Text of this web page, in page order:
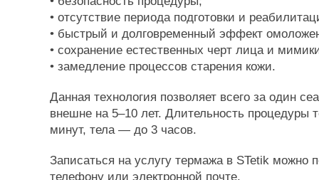
• отсутствие периода подготовки и
• быстрый и долговременный эффект
• сохранение естественных черт лица и
• замедление процессов старения кожи.
Данная технология позволяет всего за один
внешне на 5–10 лет. Длительность
минут, тела — до 3 часов.
Записаться на услугу термажа в STetik можно
телефону или электронной почте.